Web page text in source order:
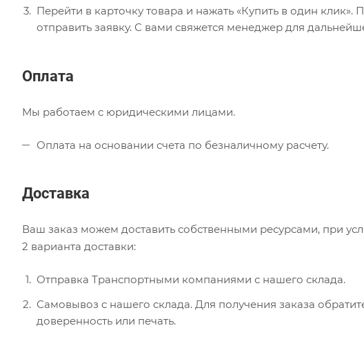
Перейти в карточку товара и нажать «Купить в один
отправить заявку. С вами свяжется менеджер для
Оплата
Мы работаем с юридическими лицами.
Оплата на основании счета по безналичному расчету.
Доставка
Ваш заказ можем доставить собственными ресурсами, при
2 варианта доставки:
Отправка Транспортными компаниями с нашего склада.
Самовывоз с нашего склада. Для получения заказа
доверенность или печать.